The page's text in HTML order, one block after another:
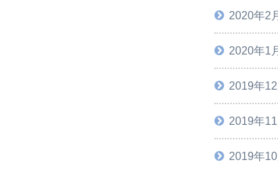
2020年2
2020年1
2019年12
2019年11
2019年10